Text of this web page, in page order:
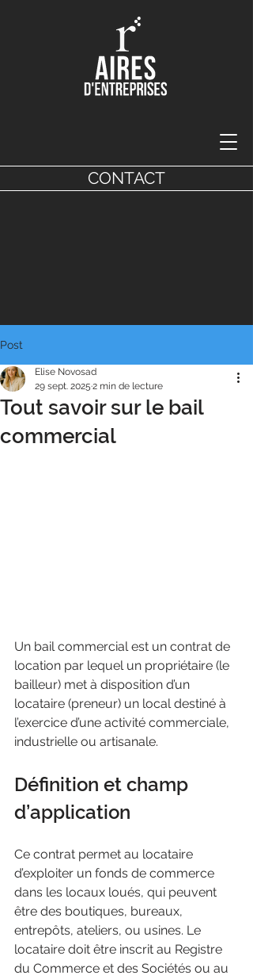
CONTACT
Post
Tout savoir sur le bail
commercial
Elise Novosad
29 sept. 2025 2 min de lecture
Un bail commercial est un contrat de
location par lequel un propriétaire (le
bailleur) met à disposition d’un
locataire (preneur) un local destiné à
l’exercice d’une activité commerciale,
industrielle ou artisanale.
Définition et champ
d’application
Ce contrat permet au locataire
d’exploiter un fonds de commerce
dans les locaux loués, qui peuvent
être des boutiques, bureaux,
entrepôts, ateliers, ou usines. Le
locataire doit être inscrit au Registre
du Commerce et des Sociétés ou au